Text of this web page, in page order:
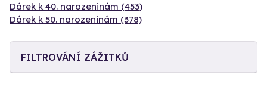
Dárek k 40. narozeninám (453)
Dárek k 50. narozeninám (378)
FILTROVÁNÍ ZÁŽITKŮ